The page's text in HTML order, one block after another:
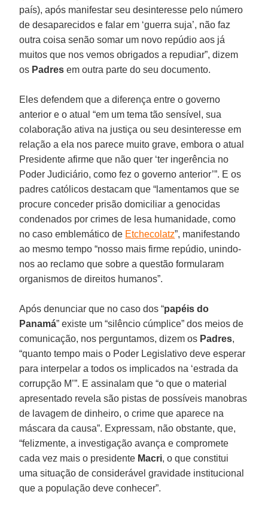
país), após manifestar seu desinteresse pelo número
de desaparecidos e falar em ‘guerra suja’, não faz
outra coisa senão somar um novo repúdio aos já
muitos que nos vemos obrigados a repudiar”, dizem
os Padres em outra parte do seu documento.
Eles defendem que a diferença entre o governo
anterior e o atual “em um tema tão sensível, sua
colaboração ativa na justiça ou seu desinteresse em
relação a ela nos parece muito grave, embora o atual
Presidente afirme que não quer ‘ter ingerência no
Poder Judiciário, como fez o governo anterior’”. E os
padres católicos destacam que “lamentamos que se
procure conceder prisão domiciliar a genocidas
condenados por crimes de lesa humanidade, como
no caso emblemático de Etchecolatz”, manifestando
ao mesmo tempo “nosso mais firme repúdio, unindo-
nos ao reclamo que sobre a questão formularam
organismos de direitos humanos”.
Após denunciar que no caso dos “papéis do
Panamá” existe um “silêncio cúmplice” dos meios de
comunicação, nos perguntamos, dizem os Padres,
“quanto tempo mais o Poder Legislativo deve esperar
para interpelar a todos os implicados na ‘estrada da
corrupção M’”. E assinalam que “o que o material
apresentado revela são pistas de possíveis manobras
de lavagem de dinheiro, o crime que aparece na
máscara da causa”. Expressam, não obstante, que,
“felizmente, a investigação avança e compromete
cada vez mais o presidente Macri, o que constitui
uma situação de considerável gravidade institucional
que a população deve conhecer”.